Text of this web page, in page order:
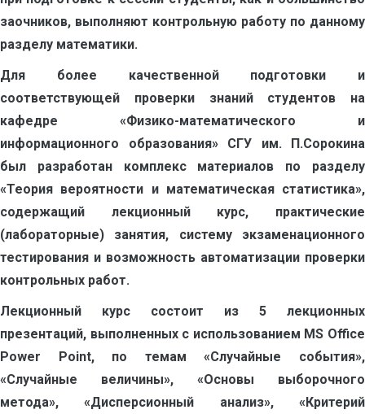
заочников, выполняют контрольную работу по данному
разделу математики.
Для более качественной подготовки и
соответствующей проверки знаний студентов на
кафедре «Физико-математического и
информационного образования» СГУ им. П.Сорокина
был разработан комплекс материалов по разделу
«Теория вероятности и математическая статистика»,
содержащий лекционный курс, практические
(лабораторные) занятия, систему экзаменационного
тестирования и возможность автоматизации проверки
контрольных работ.
Лекционный курс состоит из 5 лекционных
презентаций, выполненных с использованием MS Office
Power Point, по темам «Случайные события»,
«Случайные величины», «Основы выборочного
метода», «Дисперсионный анализ», «Критерий